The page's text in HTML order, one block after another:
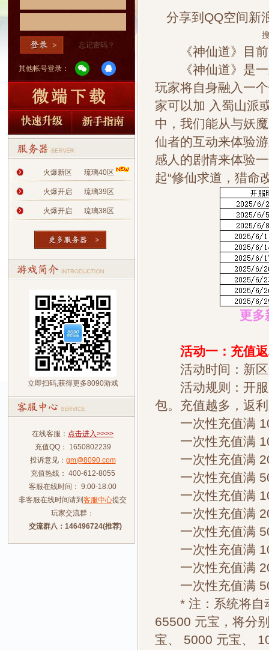
忘记密码？
其他帐号登录：
火爆新区 琉璃40区
火爆开启 琉璃39区
火爆开启 琉璃38区
立即扫码,获得更多8090游戏
在线客服： 点击进入>>>>
充值QQ： 1650802239
投诉意见： gm@8090.com
充值热线： 400-612-8055
客服在线时间： 9:00-18:00
非客服在线时间请到 客服中心提交
玩家交流群：
交流群八：146496724(推荐)
分享到 QQ空间新
《神仙道》目前6
《神仙道》是一
玩家将自身融入一
家可以加 入蜀山派
中，我们能从与妖
仙者的互动来体验
感人的剧情来体验
起“修仙求道，猎命
更多新
活动一：充值返
活动时间：新区
活动规则：开服
包。充值越多，返
一次性充值满
一次性充值满
一次性充值满
一次性充值满
一次性充值满
一次性充值满
一次性充值满
一次性充值满
一次性充值满
一次性充值满
* 注：系统将自动
65500 元宝，将分
宝、 5000 元宝、